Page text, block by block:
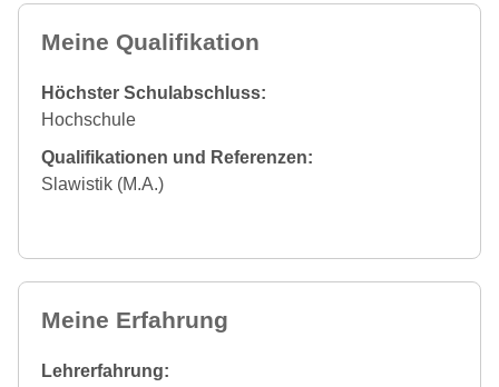
Meine Qualifikation
Höchster Schulabschluss:
Hochschule
Qualifikationen und Referenzen:
Slawistik (M.A.)
Meine Erfahrung
Lehrerfahrung: